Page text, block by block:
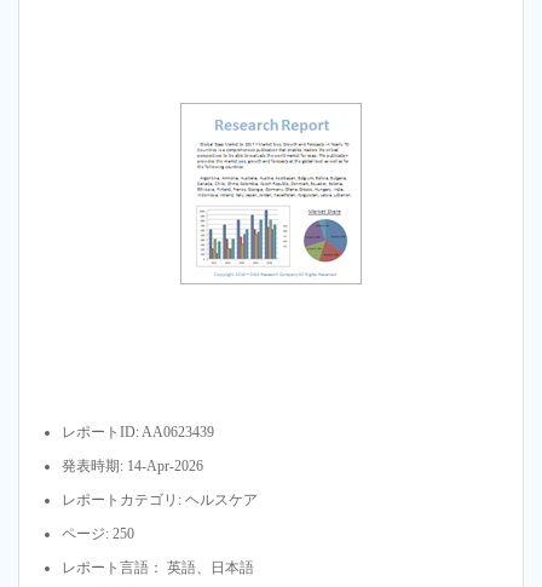
レポートID: AA0623439
発表時期: 14-Apr-2026
レポートカテゴリ: ヘルスケア
ページ: 250
レポート言語： 英語、日本語